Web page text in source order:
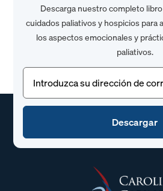
Descarga nuestro completo
cuidados paliativos y hospicios para
los aspectos emocionales y
paliativos.
Correo
electrónico(Obligatorio)